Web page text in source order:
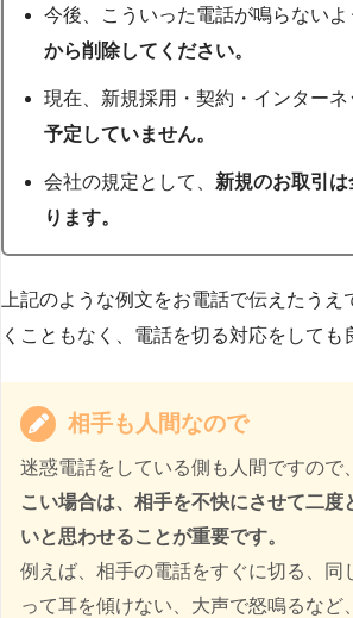
今後、こういった電話が鳴らないよ
から削除してください。
現在、新規採用・契約・インター
予定していません。
会社の規定として、 新規のお取引
ります。
上記のような例文をお電話で伝えたうえ
くこともなく、電話を切る対応をしても
相手も人間なので
迷惑電話をしている側も人間ですので、
こい場合は、相手を不快にさせて二度
いと思わせることが重要です。
例えば、相手の電話をすぐに切る、同
って耳を傾けない、大声で怒鳴るなど